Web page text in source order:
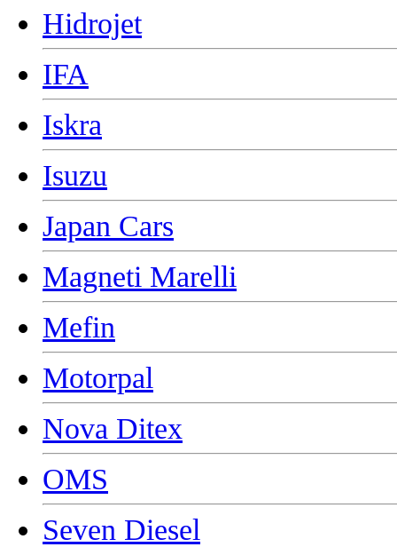
Hidrojet
IFA
Iskra
Isuzu
Japan Cars
Magneti Marelli
Mefin
Motorpal
Nova Ditex
OMS
Seven Diesel